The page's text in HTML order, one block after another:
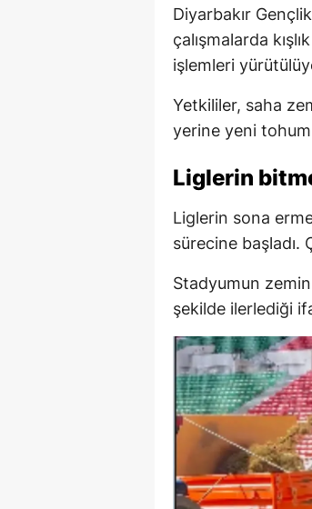
Diyarbakır
çalışmalarda
işlemleri
Yetkililer, saha
yerine yeni tohum
Liglerin
Liglerin sona
sürecine başladı.
Stadyumun
şekilde ilerlediği